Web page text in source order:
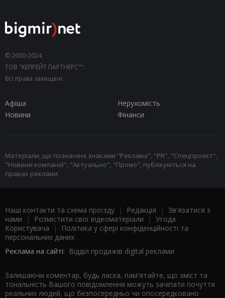
© 2000-2024,
ТОВ "КЕПРЕЙТ ПАРТНЕРС"".
Всі права захищені.
Афіша
Нерухомість
Новини
Фінанси
Матеріали, що позначені знаками "Реклама", "PR", "Спецпроект",
"Новини компаній", "Актуально", "Промо", публікуються на
правах реклами.
Наші контакти та схема проїзду | Редакція | Зв'язатися з
нами | Розмістити свої відеоматеріали | Угода
Користувача |
Політика у сфері конфіденційності та
персональних даних
Реклама на сайті: Відділ продажів digital реклами
Залишаючи коментар, будь ласка, пам'ятайте, що зміст та
тональність Вашого повідомлення можуть зачіпати почуття
реальних людей, що безпосередньо чи опосередковано